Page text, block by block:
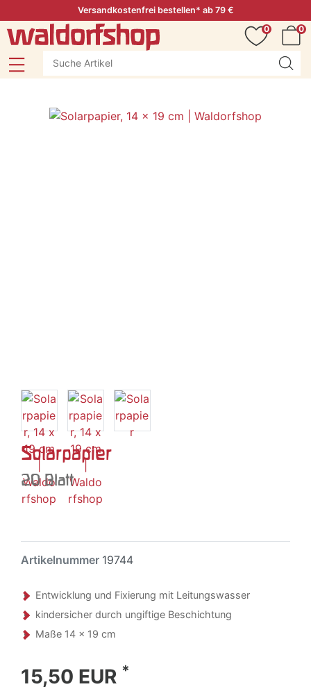
Versandkostenfrei bestellen* ab 79 €
0
0
Solarpapier
20 Blatt
Artikelnummer 19744
Entwicklung und Fixierung mit Leitungswasser
kindersicher durch ungiftige Beschichtung
Maße 14 x 19 cm
15,50 EUR *